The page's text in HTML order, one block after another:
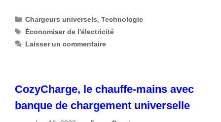
Catégories
Chargeurs universels ,Technologie
Étiquettes
Économiser de l'électricité
Laisser un commentaire
CozyCharge, le chauffe-mains avec
banque de chargement universelle